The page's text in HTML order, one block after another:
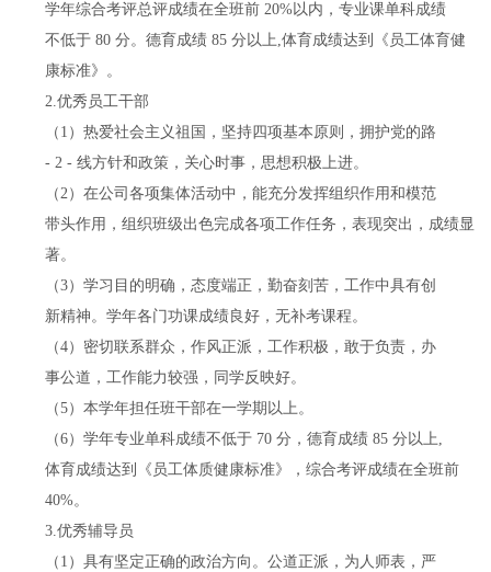
学年综合考评总评成绩在全班前 20%以内，专业课单科成绩
不低于 80 分。德育成绩 85 分以上,体育成绩达到《员工体育健
康标准》。
2.优秀员工干部
（1）热爱社会主义祖国，坚持四项基本原则，拥护党的路
- 2 - 线方针和政策，关心时事，思想积极上进。
（2）在公司各项集体活动中，能充分发挥组织作用和模范
带头作用，组织班级出色完成各项工作任务，表现突出，成绩显
著。
（3）学习目的明确，态度端正，勤奋刻苦，工作中具有创
新精神。学年各门功课成绩良好，无补考课程。
（4）密切联系群众，作风正派，工作积极，敢于负责，办
事公道，工作能力较强，同学反映好。
（5）本学年担任班干部在一学期以上。
（6）学年专业单科成绩不低于 70 分，德育成绩 85 分以上,
体育成绩达到《员工体质健康标准》，综合考评成绩在全班前
40%。
3.优秀辅导员
（1）具有坚定正确的政治方向。公道正派，为人师表，严